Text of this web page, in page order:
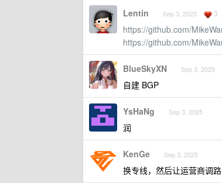
Lentin Sep 3, 2025 3
https://github.com/
https://github.com/
BlueSkyXN Sep 3, 2025
自建 BGP
YsHaNg Sep 3, 2025
润
KenGe Sep 3, 2025
换专线，然后让运营商调